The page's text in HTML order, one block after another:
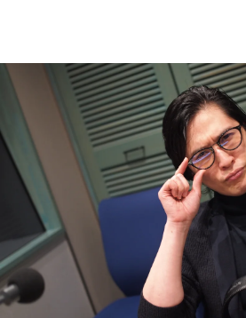
お知らせ
イベント・グッズ
YouTube
会社情報